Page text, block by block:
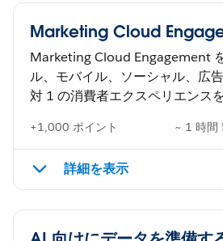
Marketing Cloud
Marketing Cloud Engagement
ル、モバイル、ソーシャル、広
対 1 の消費者エクスペリエンス
+1,000 ポイント ~ 1 時間
詳細を表示